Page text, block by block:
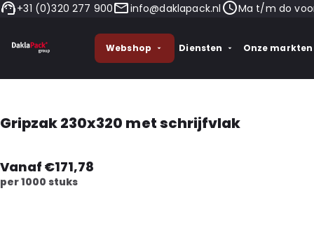
+31 (0)320 277 900 info@daklapack.nl Ma t/m do
Webshop Diensten Onze markten
Gripzak 230x320 met schrijfvlak
Vanaf €171,78
per 1000 stuks